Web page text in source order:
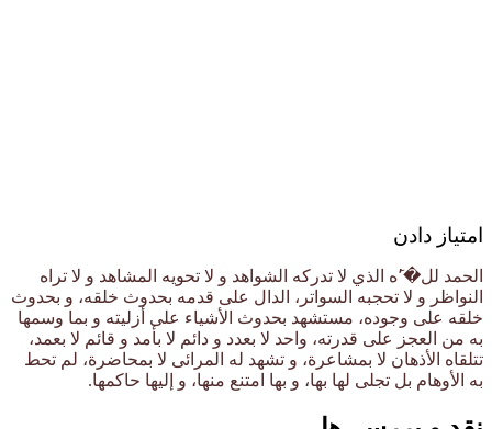
امتیاز دادن
الحمد لل�’َه الذي لا تدركه الشواهد و لا تحويه المشاهد و لا تراه
النواظر و لا تحجبه السواتر، الدال على قدمه بحدوث خلقه، و بحدوث
خلقه على وجوده، مستشهد بحدوث الأشياء على أزليته و بما وسمها
به من العجز على قدرته، واحد لا بعدد و دائم لا بأمد و قائم لا بعمد،
تتلقاه الأذهان لا بمشاعرة، و تشهد له المرائى لا بمحاضرة، لم تحط
به الأوهام بل تجلى لها بها، و بها امتنع منها، و إليها حاكمها.